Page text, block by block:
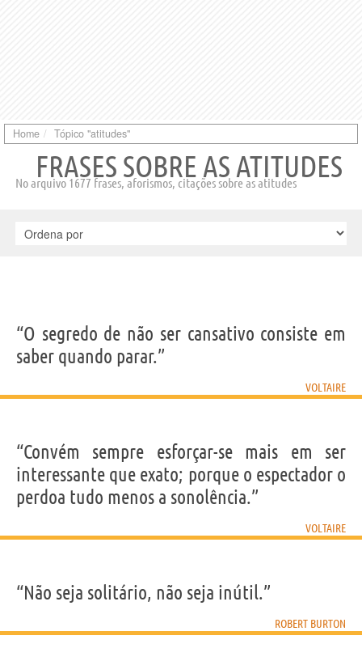
Home Tópico "atitudes"
FRASES SOBRE AS ATITUDES
No arquivo 1677 frases, aforismos, citações sobre as atitudes
“O segredo de não ser cansativo consiste em
saber quando parar.”
VOLTAIRE
“Convém sempre esforçar-se mais em ser
interessante que exato; porque o espectador o
perdoa tudo menos a sonolência.”
VOLTAIRE
“Não seja solitário, não seja inútil.”
ROBERT BURTON